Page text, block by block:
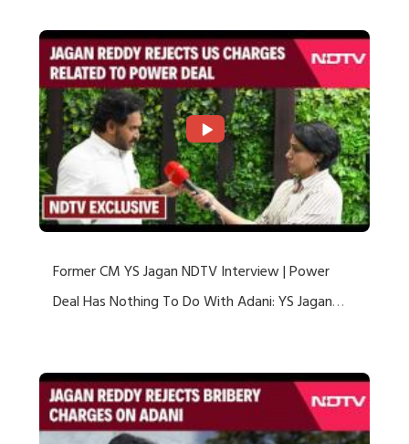
Former CM YS Jagan NDTV Interview | Power
Deal Has Nothing To Do With Adani: YS Jagan